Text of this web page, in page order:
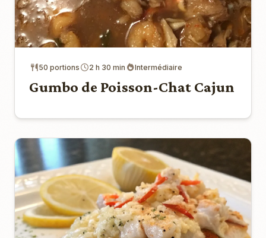
50 portions 2 h 30 min Intermédiaire
Gumbo de Poisson-Chat Cajun